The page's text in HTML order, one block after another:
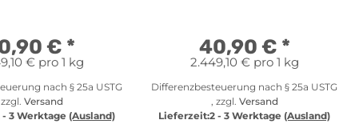
€ *
€ pro 1 kg
nach § 25a USTG
, zzgl. Versand
- 3 Werktage (Ausland)
40,90 € *
2.449,10 € pro 1 kg
Differenzbesteuerung nach § 25a USTG
, zzgl. Versand
Lieferzeit:2 - 3 Werktage (Ausland)